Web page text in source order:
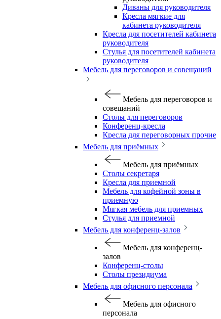
Диваны для руководителя
Кресла мягкие для
кабинета руководителя
Кресла для посетителей кабинета
руководителя
Стулья для посетителей кабинета
руководителя
Мебель для переговоров и совещаний
Мебель для переговоров и
совещаний
Столы для переговоров
Конференц-кресла
Кресла для переговорных прочие
Мебель для приёмных
Мебель для приёмных
Столы секретаря
Кресла для приемной
Мебель для кофейной зоны в
приемную
Мягкая мебель для приемных
Стулья для приемной
Мебель для конференц-залов
Мебель для конференц-
залов
Конференц-столы
Столы президиума
Мебель для офисного персонала
Мебель для офисного
персонала